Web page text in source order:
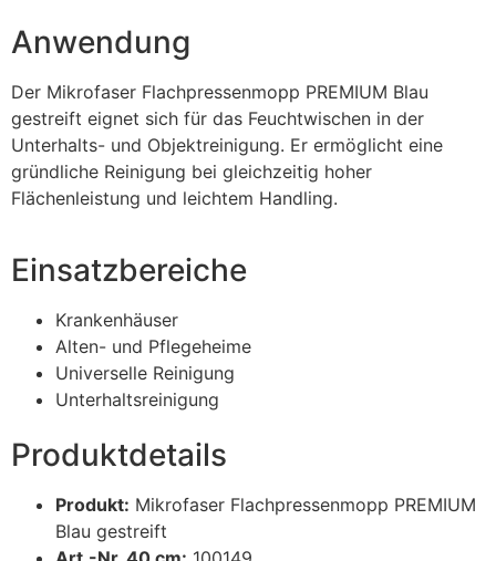
Anwendung
Der Mikrofaser Flachpressenmopp PREMIUM Blau
gestreift eignet sich für das Feuchtwischen in der
Unterhalts- und Objektreinigung. Er ermöglicht eine
gründliche Reinigung bei gleichzeitig hoher
Flächenleistung und leichtem Handling.
Einsatzbereiche
Krankenhäuser
Alten- und Pflegeheime
Universelle Reinigung
Unterhaltsreinigung
Produktdetails
Produkt: Mikrofaser Flachpressenmopp PREMIUM
Blau gestreift